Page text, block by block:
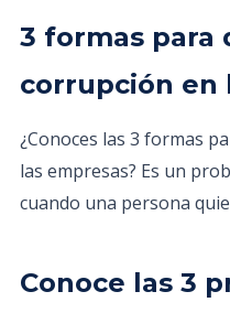
3 formas para
corrupción en
¿Conoces las 3 formas
las empresas? Es un
cuando una persona
Conoce las 3